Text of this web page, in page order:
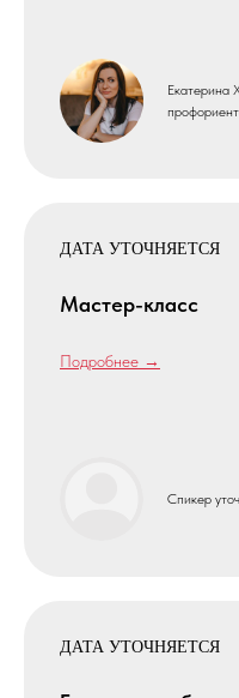
Екатерина
ДАТА УТОЧНЯЕТСЯ
Мастер-класс
Подробнее →
Спикер
ДАТА УТОЧНЯЕТСЯ